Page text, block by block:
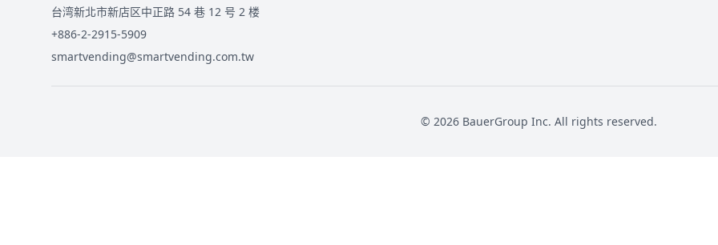
台湾新北市新店区中正路 54 巷 12 号 2 楼
+886-2-2915-5909
smartvending@smartvending.com.tw
© 2026BauerGroup Inc. All rights reserved.